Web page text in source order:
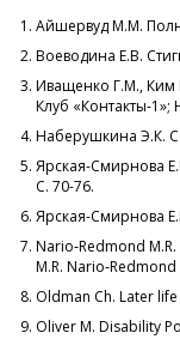
Айшервуд М.М.
Воеводина Е.В.
Иващенко Г.М., Ким
Клуб «Контакты-1»;
Наберушкина Э.К.
Ярская-Смирнова
С. 70-76.
Ярская-Смирнова
Nario‑Redmond
M.R. Nario‑Redmond
Oldman Ch. Later
Oliver M. Disability